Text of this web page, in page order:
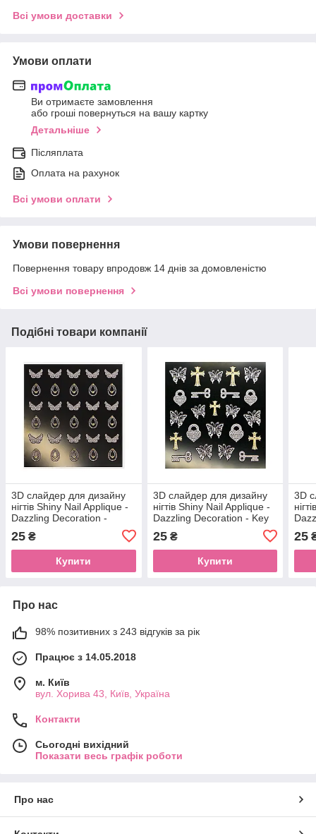
Всі умови доставки
Умови оплати
Ви отримаєте замовлення
або гроші повернуться на вашу картку
Детальніше
Післяплата
Оплата на рахунок
Всі умови оплати
Умови повернення
Повернення товару впродовж 14 днів за домовленістю
Всі умови повернення
Подібні товари компанії
3D слайдер для дизайну
нігтів Shiny Nail Applique -
Dazzling Decoration -
25 ₴
Купити
3D слайдер для дизайну
нігтів Shiny Nail Applique -
Dazzling Decoration - Key
25₴
Купити
3D
25
Про нас
98% позитивних з 243 відгуків за рік
Працює з 14.05.2018
м. Київ
вул. Хорива 43, Київ, Україна
Контакти
Сьогодні вихідний
Показати весь графік роботи
Про нас